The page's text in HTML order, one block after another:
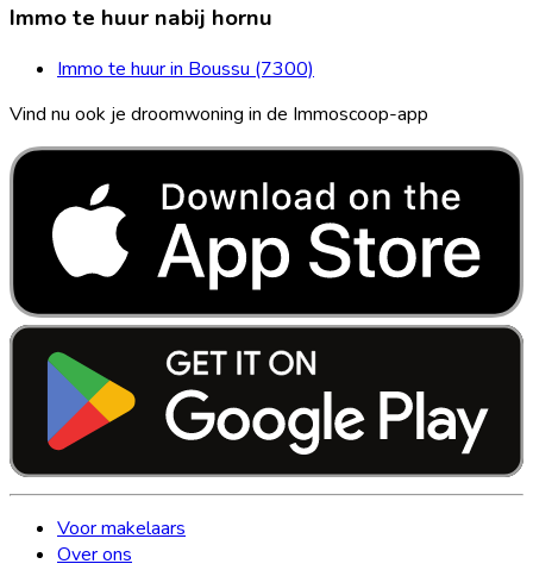
Immo te huur nabij hornu
Immo te huur in Boussu (7300)
Vind nu ook je droomwoning in de Immoscoop-app
Voor makelaars
Over ons